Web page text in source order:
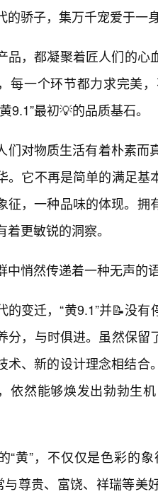
的骄子，集万千宠爱于一
品，都凝聚着匠人们的心
每一个环节都力求完美
9.1”最初💡的品质基石。
们对物质生活有着朴素而
。它不再是简单的满足
征，一种品味的体现。拥
着更敏锐的洞察。
中悄然传递着一种无声的
的变迁，“黄9.1”并📝没
分，与时俱进。虽然保
术、新的设计理念相结合
依然能够焕发出勃勃生
“黄”，不仅仅是色彩的
与尊贵、富饶、祥瑞等